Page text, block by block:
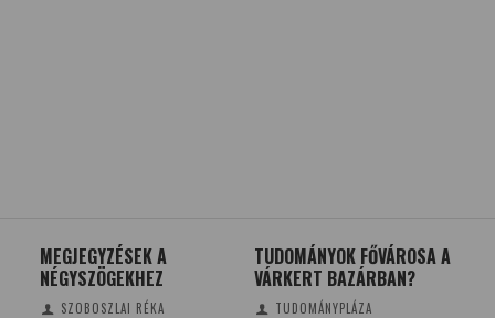
MEGJEGYZÉSEK A
NÉGYSZÖGEKHEZ
SZOBOSZLAI RÉKA
TUDOMÁNYOK FŐVÁROSA A
VÁRKERT BAZÁRBAN?
TUDOMÁNYPLÁZA